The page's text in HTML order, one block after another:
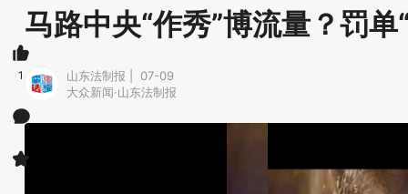
马路中央“作秀”博流量？罚
山东法制报 | 07-09
大众新闻·山东法制报
1